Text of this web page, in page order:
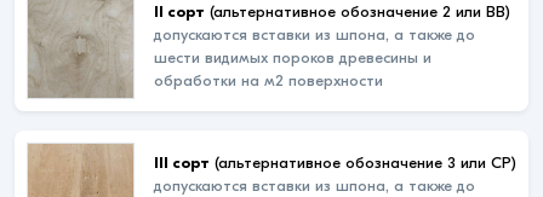
II сорт (альтернативное обозначение 2 или ВВ)
допускаются вставки из шпона, а также до
шести видимых пороков древесины и
обработки на м2 поверхности
III сорт (альтернативное обозначение 3 или СР)
допускаются вставки из шпона, а также до